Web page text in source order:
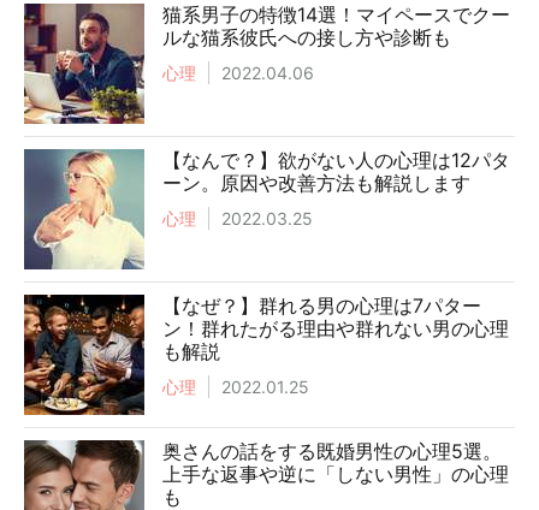
猫系男子の特徴14選！マイペースでクー
ルな猫系彼氏への接し方や診断も
心理 2022.04.06
【なんで？】欲がない人の心理は12パタ
ーン。原因や改善方法も解説します
心理 2022.03.25
【なぜ？】群れる男の心理は7パター
ン！群れたがる理由や群れない男の心理
も解説
心理 2022.01.25
奥さんの話をする既婚男性の心理5選。
上手な返事や逆に「しない男性」の心理
も